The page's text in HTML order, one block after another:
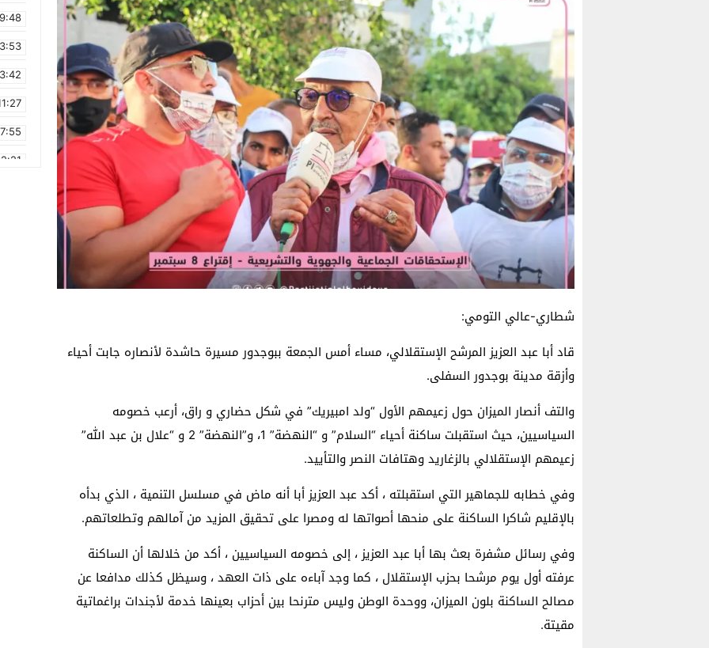
شطاري-عالي التومي:
قاد أبا عبد العزيز المرشح الإستقلالي، مساء أمس الجمعة ببوجدور مسيرة حاشدة لأنصاره جابت أحياء
وأزقة مدينة بوجدور السفلى.
والتف أنصار الميزان حول زعيمهم الأول “ولد امبيريك” في شكل حضاري و راق، أرعب خصومه
السياسيين، حيث استقبلت ساكنة أحياء “السلام” و “النهضة” 1، و”النهضة” 2 و “علال بن عبد الله”
زعيمهم الإستقلالي بالزغاريد وهتافات النصر والتأييد.
وفي خطابه للجماهير التي استقبلته ، أكد عبد العزيز أبا أنه ماض في مسلسل التنمية ، الذي بدأه
بالإقليم شاكرا الساكنة على منحها أصواتها له ومصرا على تحقيق المزيد من آمالهم وتطلعاتهم.
وفي رسائل مشفرة بعث بها أبا عبد العزيز ، إلى خصومه السياسيين ، أكد من خلالها أن الساكنة
عرفته أول يوم مرشحا بحزب الإستقلال ، كما وجد آباءه على ذات العهد ، وسيظل كذلك مدافعا عن
مصالح الساكنة بلون الميزان، ووحدة الوطن وليس مترنحا بين أحزاب بعينها خدمة لأجندات براغماتية
مقيتة.